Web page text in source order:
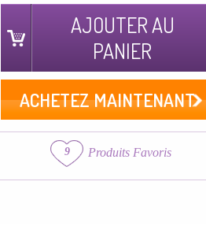
AJOUTER AU
PANIER
ACHETEZ MAINTENANT
9 Produits Favoris